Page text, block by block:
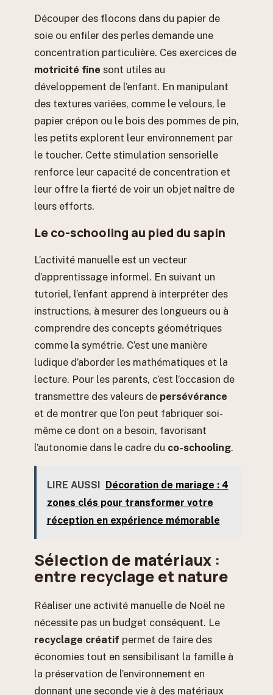
Découper des flocons dans du papier de
soie ou enfiler des perles demande une
concentration particulière. Ces exercices de
motricité fine sont utiles au
développement de l’enfant. En manipulant
des textures variées, comme le velours, le
papier crépon ou le bois des pommes de pin,
les petits explorent leur environnement par
le toucher. Cette stimulation sensorielle
renforce leur capacité de concentration et
leur offre la fierté de voir un objet naître de
leurs efforts.
Le co-schooling au pied du sapin
L’activité manuelle est un vecteur
d’apprentissage informel. En suivant un
tutoriel, l’enfant apprend à interpréter des
instructions, à mesurer des longueurs ou à
comprendre des concepts géométriques
comme la symétrie. C’est une manière
ludique d’aborder les mathématiques et la
lecture. Pour les parents, c’est l’occasion de
transmettre des valeurs de persévérance
et de montrer que l’on peut fabriquer soi-
même ce dont on a besoin, favorisant
l’autonomie dans le cadre du co-schooling.
LIRE AUSSI Décoration de mariage : 4
zones clés pour transformer votre
réception en expérience mémorable
Sélection de matériaux :
entre recyclage et nature
Réaliser une activité manuelle de Noël ne
nécessite pas un budget conséquent. Le
recyclage créatif permet de faire des
économies tout en sensibilisant la famille à
la préservation de l’environnement en
donnant une seconde vie à des matériaux